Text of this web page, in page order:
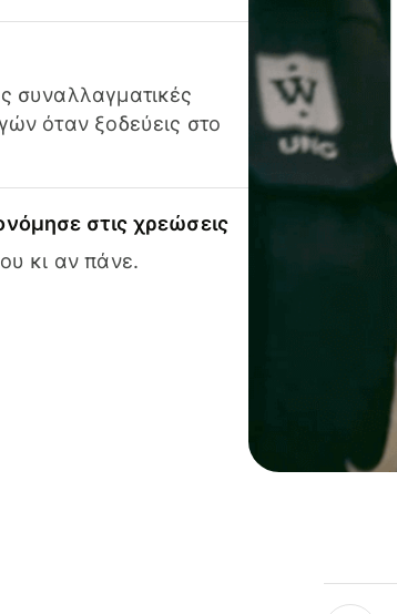
συναλλαγματικές
όταν ξοδεύεις στο
στις χρεώσεις
κι αν πάνε.